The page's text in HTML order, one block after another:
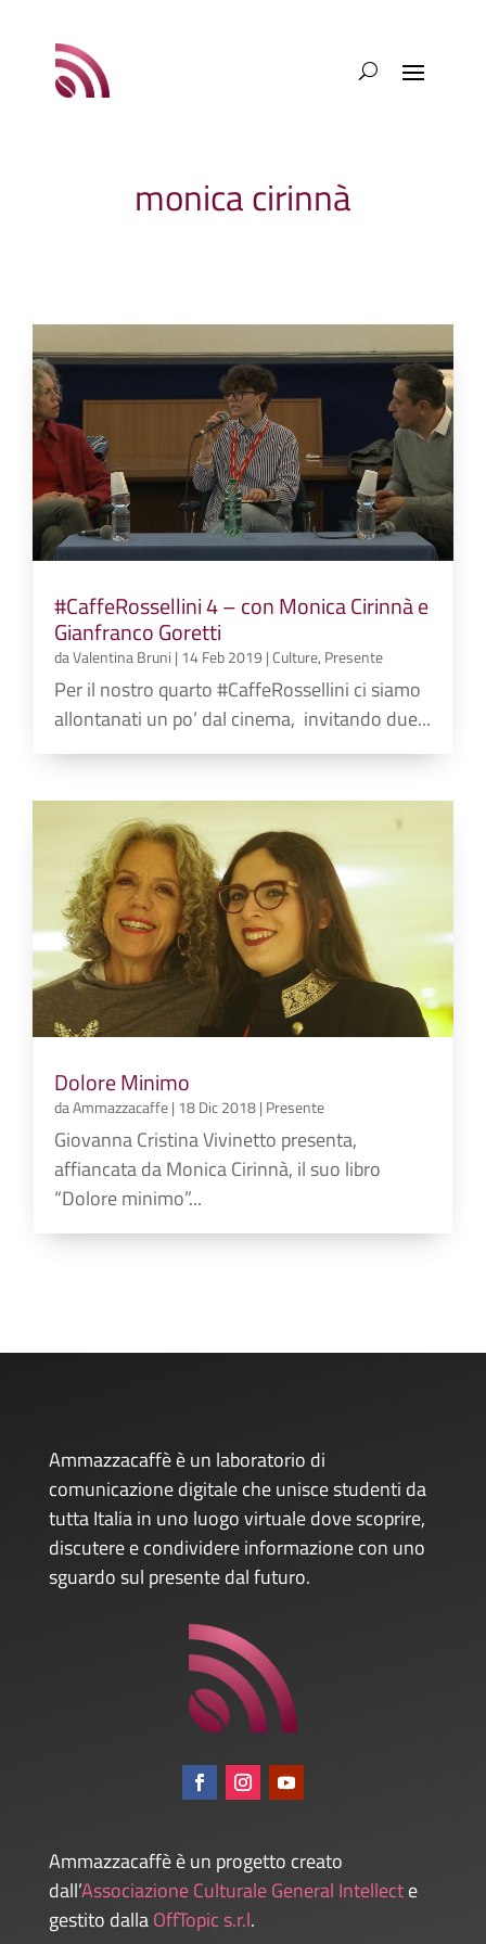
monica cirinnà
#CaffeRossellini 4 – con Monica Cirinnà e
Gianfranco Goretti
daValentina Bruni | 14 Feb 2019 |Culture, Presente
Per il nostro quarto #CaffeRossellini ci siamo
allontanati un po’ dal cinema, invitando due...
Dolore Minimo
daAmmazzacaffe| 18 Dic 2018| Presente
Giovanna Cristina Vivinetto presenta,
affiancata da Monica Cirinnà, il suo libro
“Dolore minimo”...
Ammazzacaffè è un laboratorio di
comunicazione digitale che unisce studenti da
tutta Italia in uno luogo virtuale dove scoprire,
discutere e condividere informazione con uno
sguardo sul presente dal futuro.
Ammazzacaffè è un progetto creato
dall’Associazione Culturale General Intellecte
gestito dallaOffTopic s.r.l.